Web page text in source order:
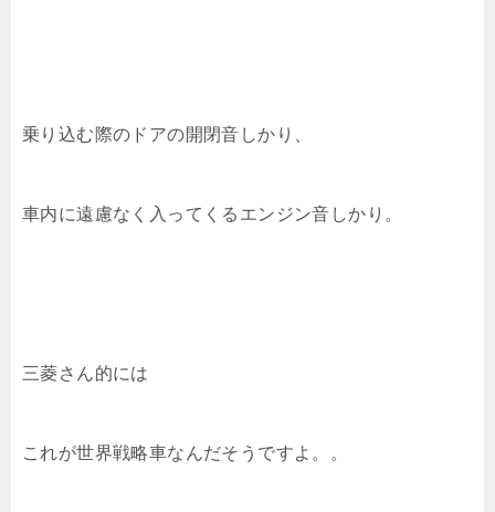
乗り込む際のドアの開閉音しかり、
車内に遠慮なく入ってくるエンジン音しかり。
三菱さん的には
これが世界戦略車なんだそうですよ。。